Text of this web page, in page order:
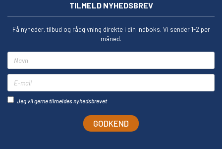
TILMELD NYHEDSBREV
Få nyheder, tilbud og rådgivning direkte i din indboks. Vi sender 1-2 per
måned.
Jeg vil gerne tilmeldes nyhedsbrevet
GODKEND